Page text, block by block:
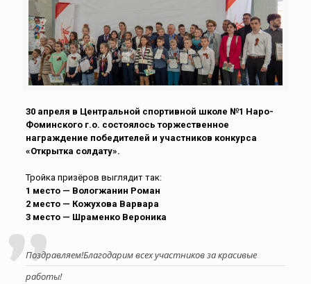
30 апреля в Центральной спортивной школе №1 Наро-
Фоминского г.о. состоялось торжественное
награждение победителей и участников конкурса
«Открытка солдату».
Тройка призёров выглядит так:
1 место — Вологжанин Роман
2 место — Кожухова Варвара
3 место — Шраменко Вероника
Поздравляем!Благодарим всех участников за красивые
работы!